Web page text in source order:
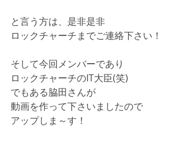
と言う方は、是非是非
ロックチャーチまでご連絡下さい！
そして今回メンバーであり
ロックチャーチのIT大臣(笑)
でもある脇田さんが
動画を作って下さいましたので
アップしま～す！